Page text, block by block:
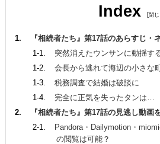
Index [
『相続者たち』第17話のあらすじ・
突然消えたウンサンに動揺す
会長から逃れて海辺の小さな
税務調査で結婚は破談に
完全に正気を失ったタンは…
『相続者たち』第17話の見逃し動画
Pandora・Dailymotion・
の閲覧は可能？